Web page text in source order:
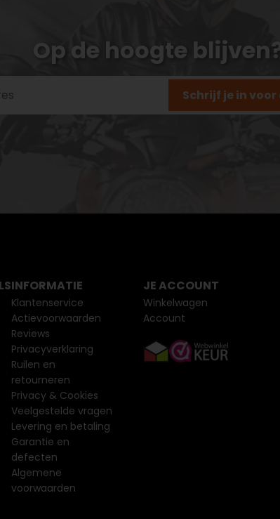
Op de hoogte
Schrijf je in
INFORMATIE
Klantenservice
Actievoorwaarden
Reviews
Privacyverklaring
Ruilen en
retourneren
Privacy & Cookies
Veelgestelde vragen
Levering en betaling
Garantie en
defecten
Algemene
voorwaarden
JE ACCOUNT
Winkelwagen
Account